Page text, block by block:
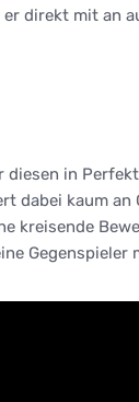
direkt mit an
diesen in
kaum
kreisende